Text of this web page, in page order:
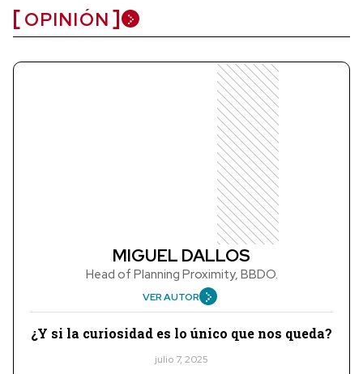
OPINIÓN
MIGUEL DALLOS
Head of Planning Proximity, BBDO.
VER AUTOR
¿Y si la curiosidad es lo único que nos queda?
julio 7, 2025